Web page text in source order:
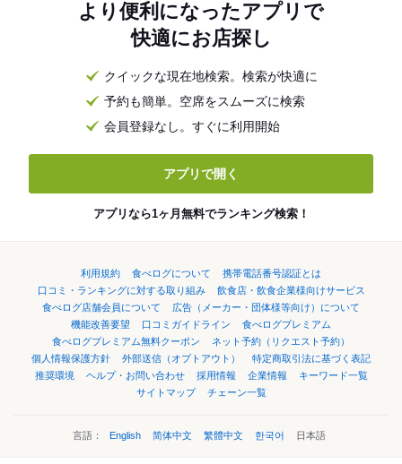
より便利になったアプリで
快適にお店探し
クイックな現在地検索。検索が快適に
予約も簡単。空席をスムーズに検索
会員登録なし。すぐに利用開始
アプリで開く
アプリなら1ヶ月無料でランキング検索！
利用規約 食べログについて
携帯電話番号認証とは
口コミ・ランキングに対する取り組み
飲食店・飲食企業様向けサービス
食べログ店舗会員について
広告（メーカー・団体様等向け）について
機能改善要望
口コミガイドライン
食べログプレミアム
食べログプレミアム無料クーポン
ネット予約（リクエスト予約）
個人情報保護方針
外部送信（オプトアウト）
特定商取引法に基づく表記
推奨環境
ヘルプ・お問い合わせ 採用情報 企業情報
キーワード一覧
サイトマップ
チェーン一覧
言語： English 简体中文 繁體中文 한국어 日本語